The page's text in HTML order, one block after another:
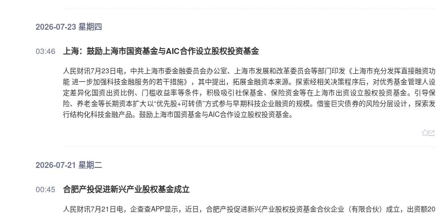
2026-07-23 星期四
03:46 上海：鼓励上海市国资基金与AIC合作设立股权投资基金
人民财讯7月23日电，中共上海市委金融委员会办公室、上海市发展和改革委员会等部门印发《上海市充分发挥直接融资功
能 进一步加强科技金融服务的若干措施》，其中提出，拓展金融资本来源。探索经相关决策程序后，对优秀基金管理人设
定差异化国资出资比例、门槛收益率等条件，积极吸引社保基金、保险资金等在上海市出资设立股权投资基金。引导保
险、养老金等长期资本扩大以“优先股+可转债”方式参与早期科技企业融资的规模。借鉴巨灾债券的风险分层设计，探索发
行结构化科技金融产品。鼓励上海市国资基金与AIC合作设立股权投资基金。
2026-07-21 星期二
00:45 合肥产投促进新兴产业股权基金成立
人民财讯7月21日电，企查查APP显示，近日，合肥产投促进新兴产业股权投资基金合伙企业（有限合伙）成立，出资额20